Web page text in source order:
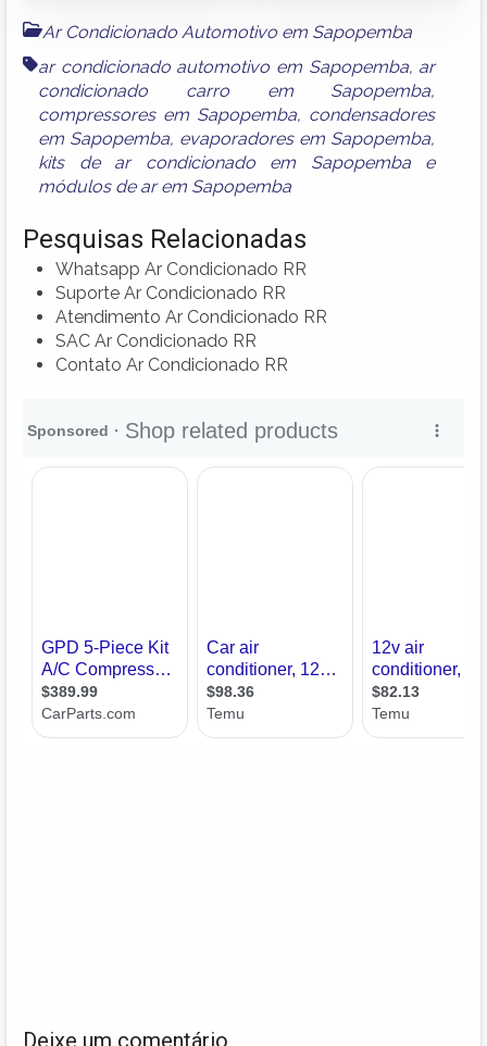
Ar Condicionado Automotivo em Sapopemba
ar condicionado automotivo em Sapopemba, ar
condicionado carro em Sapopemba,
compressores em Sapopemba, condensadores
em Sapopemba, evaporadores em Sapopemba,
kits de ar condicionado em Sapopembae
módulos de ar em Sapopemba
Pesquisas Relacionadas
Whatsapp Ar Condicionado RR
Suporte Ar Condicionado RR
Atendimento Ar Condicionado RR
SAC Ar Condicionado RR
Contato Ar Condicionado RR
Deixe um comentário